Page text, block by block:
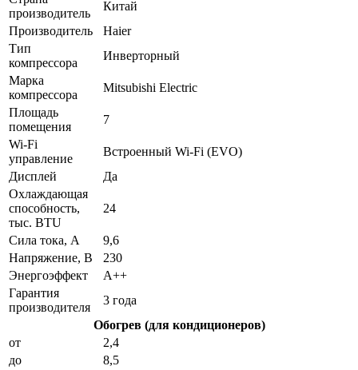
производитель
Китай
Производитель
Haier
Тип
компрессора
Инверторный
Марка
компрессора
Mitsubishi Electric
Площадь
помещения
7
Wi-Fi
управление
Встроенный Wi-Fi (EVO)
Дисплей
Да
Охлаждающая
способность,
тыс. BTU
24
Сила тока, А
9,6
Напряжение, В
230
Энергоэффект
А++
Гарантия
производителя
3 года
Обогрев (для кондиционеров)
от
2,4
до
8,5